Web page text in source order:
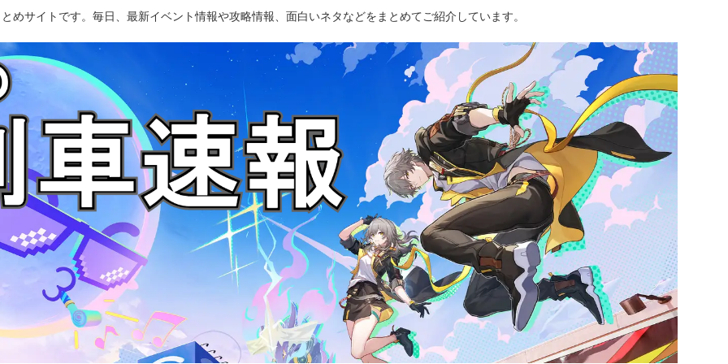
めサイトです。毎日、最新イベント情報や攻略情報、面白いネタなどをまとめてご紹介しています。